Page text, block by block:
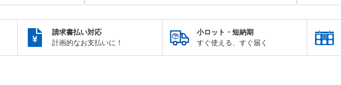
請求書払い対応
計画的なお支払いに！
小ロット・短納期
すぐ使える、すぐ届く